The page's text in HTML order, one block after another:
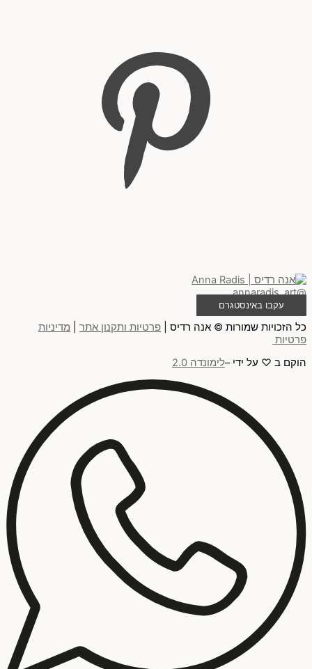
@annaradis_art
עקבו באינסטגרם
כל הזכויות שמורות © אנה רדיס | פרטיות ותקנון אתר
מדיניות
פרטיות
הוקם ב ♡ על ידי –לימונדה 2.0